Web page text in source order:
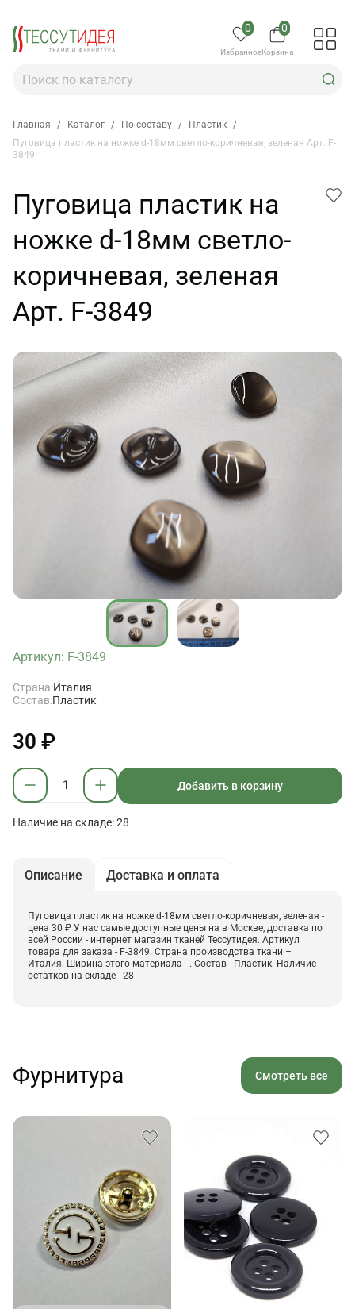
0
Избранное
0
Корзина
Главная / Каталог / По составу / Пластик /
Пуговица пластик на ножке d-18мм светло-коричневая, зеленая Арт. F-
3849
Пуговица пластик на
ножке d-18мм светло-
коричневая, зеленая
Арт. F-3849
Артикул: F-3849
Страна:Италия
Состав:Пластик
30 ₽
Добавить в корзину
Наличие на складе: 28
Описание Доставка и оплата
Пуговица пластик на ножке d-18мм светло-коричневая, зеленая -
цена 30 ₽ У нас самые доступные цены на в Москве, доставка по
всей России - интернет магазин тканей Тессутидея. Артикул
товара для заказа - F-3849. Страна производства ткани –
Италия. Ширина этого материала - . Состав - Пластик. Наличие
остатков на складе - 28
Фурнитура Смотреть все